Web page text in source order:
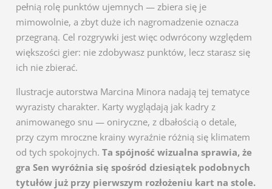
pełnią rolę punktów ujemnych — zbiera się je
mimowolnie, a zbyt duże ich nagromadzenie oznacza
przegraną. Cel rozgrywki jest więc odwrócony względem
większości gier: nie zdobywasz punktów, lecz starasz się
ich nie zbierać.
Ilustracje autorstwa Marcina Minora nadają tej tematyce
wyrazisty charakter. Karty wyglądają jak kadry z
animowanego snu — oniryczne, z dbałością o detale,
przy czym mroczne krainy wyraźnie różnią się klimatem
od tych spokojnych.Ta spójność wizualna sprawia, że
gra Sen wyróżnia się spośród dziesiątek podobnych
tytułów już przy pierwszym rozłożeniu kart na stole.